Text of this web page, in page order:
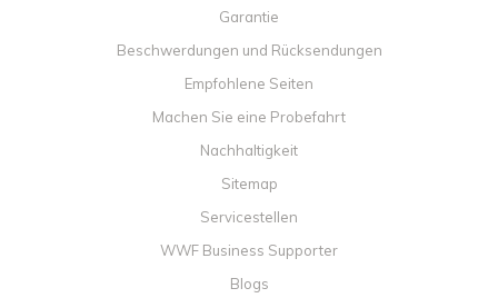
Garantie
Beschwerdungen und Rücksendungen
Empfohlene Seiten
Machen Sie eine Probefahrt
Nachhaltigkeit
Sitemap
Servicestellen
WWF Business Supporter
Blogs